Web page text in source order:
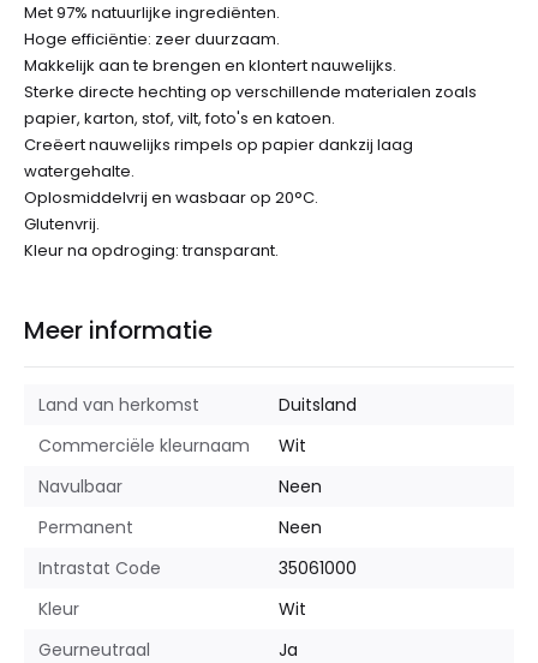
Met 97% natuurlijke ingrediënten.
Hoge efficiëntie: zeer duurzaam.
Makkelijk aan te brengen en klontert nauwelijks.
Sterke directe hechting op verschillende materialen zoals
papier, karton, stof, vilt, foto's en katoen.
Creëert nauwelijks rimpels op papier dankzij laag
watergehalte.
Oplosmiddelvrij en wasbaar op 20°C.
Glutenvrij.
Kleur na opdroging: transparant.
Meer informatie
Land van herkomst
Duitsland
Commerciële kleurnaam
Wit
Navulbaar
Neen
Permanent
Neen
Intrastat Code
35061000
Kleur
Wit
Geurneutraal
Ja